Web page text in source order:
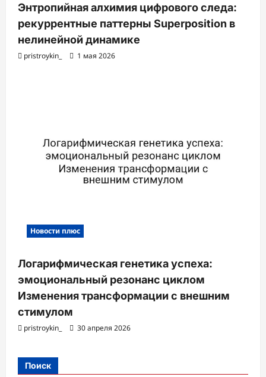
Энтропийная алхимия цифрового следа:
рекуррентные паттерны Superposition в
нелинейной динамике
pristroykin_ 1 мая 2026
Новости плюс
Логарифмическая генетика успеха:
эмоциональный резонанс циклом
Изменения трансформации с внешним
стимулом
pristroykin_ 30 апреля 2026
Поиск